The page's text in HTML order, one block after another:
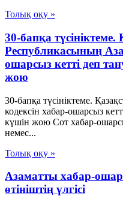
Толық оқу »
30-бапқа түсініктеме.
Республикасының
ошарсыз кетті деп
жою
30-бапқа түсініктеме.
кодексін хабар-ошарсыз
күшін жою Сот хабар-
немес...
Толық оқу »
Азаматты хабар-
өтініштің үлгісі